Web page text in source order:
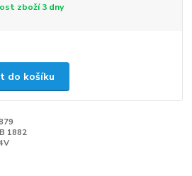
zboží 3 dny
do košíku
1882